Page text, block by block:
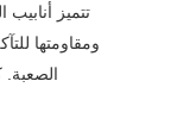
تتميز أنابيب
ومقاومتها
الصعبة.